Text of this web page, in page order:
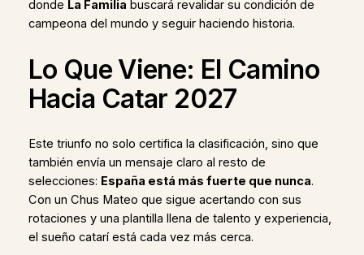
donde La Familia buscará revalidar su condición de
campeona del mundo y seguir haciendo historia.
Lo Que Viene: El Camino
Hacia Catar 2027
Este triunfo no solo certifica la clasificación, sino que
también envía un mensaje claro al resto de
selecciones: España está más fuerte que nunca.
Con un Chus Mateo que sigue acertando con sus
rotaciones y una plantilla llena de talento y experiencia,
el sueño catarí está cada vez más cerca.